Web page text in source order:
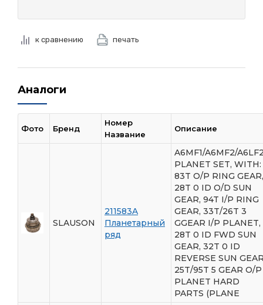
к сравнению печать
Аналоги
Фото Бренд
Номер
Название
Описание
SLAUSON
211583A
Планетарный
ряд
A6MF1/A6MF2/
PLANET SET, WITH:
83T O/P RING GEAR,
28T 0 ID O/D SUN
GEAR, 94T I/P RING
GEAR, 33T/26T 3
GGEAR I/P PLANET,
28T 0 ID FWD SUN
GEAR, 32T 0 ID
REVERSE SUN
25T/95T 5 GEAR O/P
PLANET HARD
PARTS (PLANE